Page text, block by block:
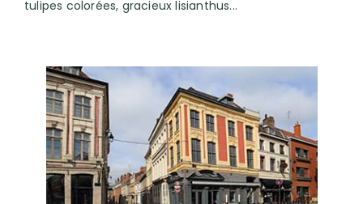
tulipes colorées, gracieux lisianthus...